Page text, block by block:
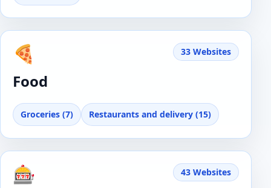
🍕
Food
33 Websites
Groceries (7) Restaurants and delivery (15)
🎰 43 Websites